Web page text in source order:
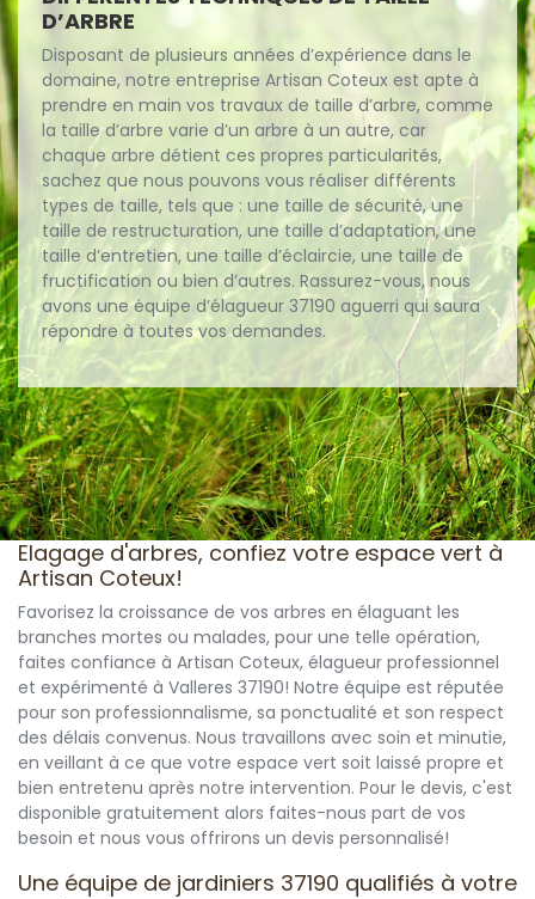
D’ARBRE
Disposant de plusieurs années d’expérience dans le
domaine, notre entreprise Artisan Coteux est apte à
prendre en main vos travaux de taille d’arbre, comme
la taille d’arbre varie d’un arbre à un autre, car
chaque arbre détient ces propres particularités,
sachez que nous pouvons vous réaliser différents
types de taille, tels que : une taille de sécurité, une
taille de restructuration, une taille d’adaptation, une
taille d’entretien, une taille d’éclaircie, une taille de
fructification ou bien d’autres. Rassurez-vous, nous
avons une équipe d’élagueur 37190 aguerri qui saura
répondre à toutes vos demandes.
Elagage d'arbres, confiez votre espace vert à
Artisan Coteux!
Favorisez la croissance de vos arbres en élaguant les
branches mortes ou malades, pour une telle opération,
faites confiance à Artisan Coteux, élagueur professionnel
et expérimenté à Valleres 37190! Notre équipe est réputée
pour son professionnalisme, sa ponctualité et son respect
des délais convenus. Nous travaillons avec soin et minutie,
en veillant à ce que votre espace vert soit laissé propre et
bien entretenu après notre intervention. Pour le devis, c'est
disponible gratuitement alors faites-nous part de vos
besoin et nous vous offrirons un devis personnalisé!
Une équipe de jardiniers 37190 qualifiés à votre